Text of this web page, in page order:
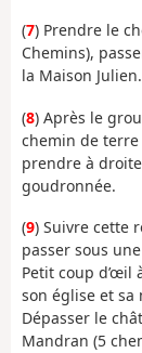
(7) Prendre le
Chemins),
la Maison Julien.
(8) Après le
chemin de
prendre à
goudronnée.
(9) Suivre cette
passer sous
Petit coup d’œil
son église et sa
Dépasser le
Mandran (5